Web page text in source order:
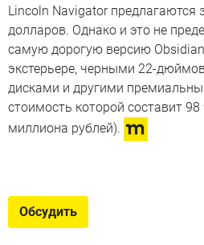
Lincoln Navigator предлагаются
долларов. Однако и это не
самую дорогую версию
экстерьере, черными 22-
дисками и другими
стоимость которой составит
миллиона рублей).
Необычные, редкие и
Обсудить